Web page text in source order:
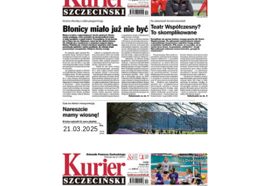
21.03.2025